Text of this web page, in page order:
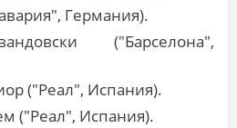
Германия).
("Барселона",
("Реал", Испания).
("Реал", Испания).